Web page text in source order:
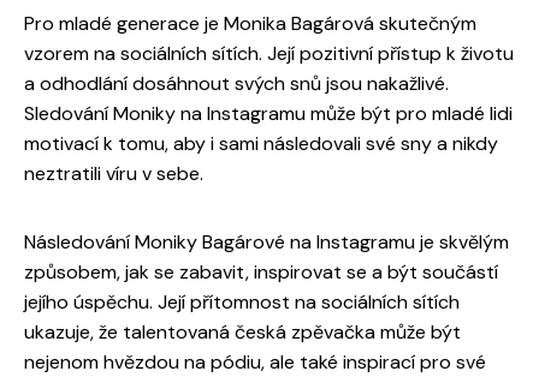
Pro mladé generace je Monika Bagárová skutečným
vzorem na sociálních sítích. Její pozitivní přístup k životu
a odhodlání dosáhnout svých snů jsou nakažlivé.
Sledování Moniky na Instagramu může být pro mladé lidi
motivací k tomu, aby i sami následovali své sny a nikdy
neztratili víru v sebe.
Následování Moniky Bagárové na Instagramu je skvělým
způsobem, jak se zabavit, inspirovat se a být součástí
jejího úspěchu. Její přítomnost na sociálních sítích
ukazuje, že talentovaná česká zpěvačka může být
nejenom hvězdou na pódiu, ale také inspirací pro své